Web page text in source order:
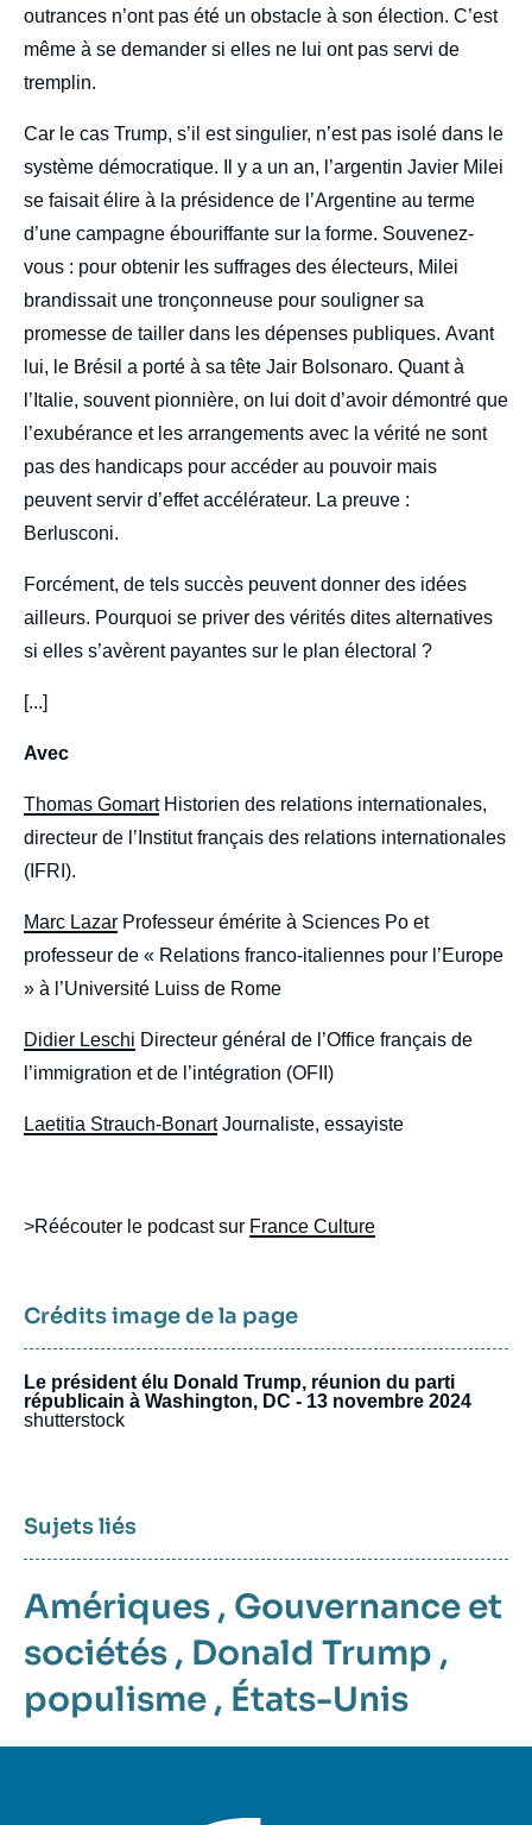
outrances n’ont pas été un obstacle à son élection. C’est
même à se demander si elles ne lui ont pas servi de
tremplin.
Car le cas Trump, s’il est singulier, n’est pas isolé dans le
système démocratique. Il y a un an, l’argentin Javier Milei
se faisait élire à la présidence de l’Argentine au terme
d’une campagne ébouriffante sur la forme. Souvenez-
vous : pour obtenir les suffrages des électeurs, Milei
brandissait une tronçonneuse pour souligner sa
promesse de tailler dans les dépenses publiques. Avant
lui, le Brésil a porté à sa tête Jair Bolsonaro. Quant à
l’Italie, souvent pionnière, on lui doit d’avoir démontré que
l’exubérance et les arrangements avec la vérité ne sont
pas des handicaps pour accéder au pouvoir mais
peuvent servir d’effet accélérateur. La preuve :
Berlusconi.
Forcément, de tels succès peuvent donner des idées
ailleurs. Pourquoi se priver des vérités dites alternatives
si elles s’avèrent payantes sur le plan électoral ?
[...]
Avec
Thomas GomartHistorien des relations internationales,
directeur de l’Institut français des relations internationales
(IFRI).
Marc Lazar Professeur émérite à Sciences Po et
professeur de « Relations franco-italiennes pour l’Europe
» à l’Université Luiss de Rome
Didier Leschi Directeur général de l’Office français de
l’immigration et de l’intégration (OFII)
Laetitia Strauch-BonartJournaliste, essayiste
>Réécouter le podcast sur France Culture
Crédits image de la page
Le président élu Donald Trump, réunion du parti
républicain à Washington, DC - 13 novembre 2024
shutterstock
Sujets liés
Amériques , Gouvernance et
sociétés , Donald Trump ,
populisme , États-Unis